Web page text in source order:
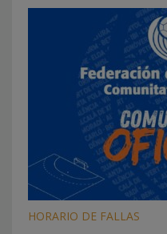
HORARIO DE FALLAS